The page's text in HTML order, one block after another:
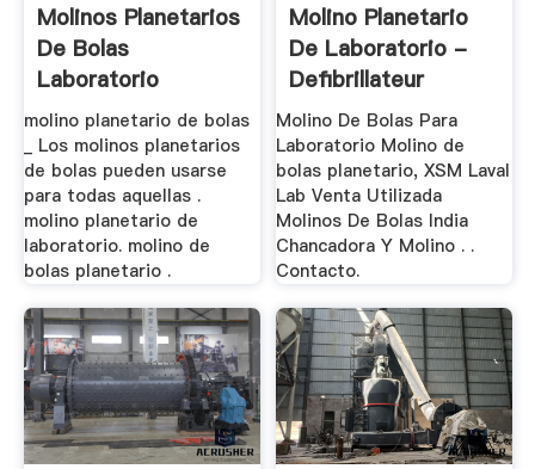
Molinos Planetarios
De Bolas
Laboratorio
molino planetario de bolas
_ Los molinos planetarios
de bolas pueden usarse
para todas aquellas .
molino planetario de
laboratorio. molino de
bolas planetario .
Molino Planetario
De Laboratorio -
Defibrillateur
Molino De Bolas Para
Laboratorio Molino de
bolas planetario, XSM Laval
Lab Venta Utilizada
Molinos De Bolas India
Chancadora Y Molino . .
Contacto.